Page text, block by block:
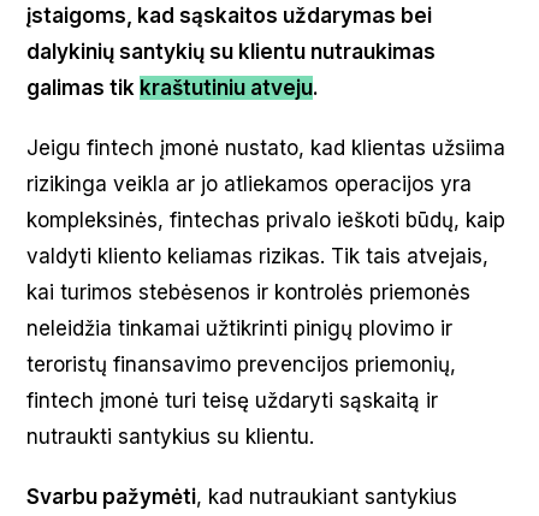
įstaigoms, kad sąskaitos uždarymas bei
dalykinių santykių su klientu nutraukimas
galimas tik kraštutiniu atveju.
Jeigu fintech įmonė nustato, kad klientas užsiima
rizikinga veikla ar jo atliekamos operacijos yra
kompleksinės, fintechas privalo ieškoti būdų, kaip
valdyti kliento keliamas rizikas. Tik tais atvejais,
kai turimos stebėsenos ir kontrolės priemonės
neleidžia tinkamai užtikrinti pinigų plovimo ir
teroristų finansavimo prevencijos priemonių,
fintech įmonė turi teisę uždaryti sąskaitą ir
nutraukti santykius su klientu.
Svarbu pažymėti, kad nutraukiant santykius